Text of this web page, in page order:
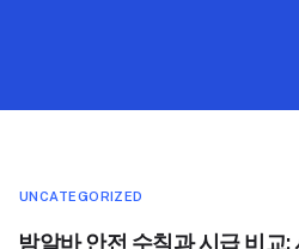
UNCATEGORIZED
밤알바 안전 수칙과 시급 비교: